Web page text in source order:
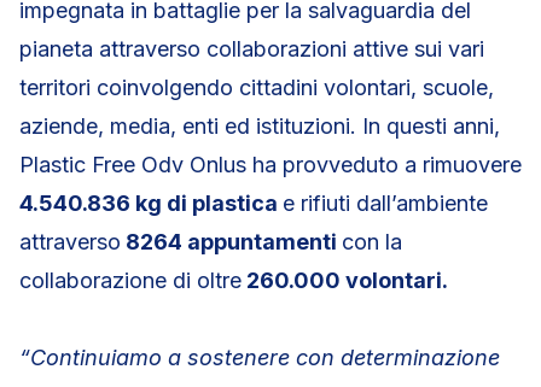
impegnata in battaglie per la salvaguardia del
pianeta attraverso collaborazioni attive sui vari
territori coinvolgendo cittadini volontari, scuole,
aziende, media, enti ed istituzioni. In questi anni,
Plastic Free Odv Onlus ha provveduto a rimuovere
4.540.836 kg di plastica e rifiuti dall’ambiente
attraverso 8264 appuntamenti con la
collaborazione di oltre 260.000 volontari.
“Continuiamo a sostenere con determinazione